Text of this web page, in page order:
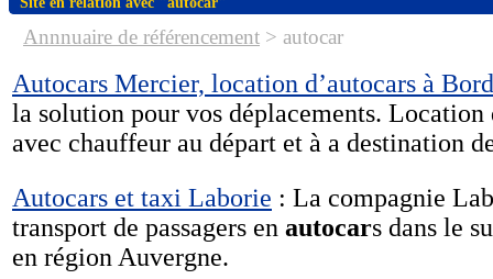
Annnuaire de référencement > autocar
Autocars Mercier, location d’autocars à
la solution pour vos déplacements. Location
avec chauffeur au départ et à a destination
Autocars et taxi Laborie : La compagnie
transport de passagers en autocars dans le
en région Auvergne.